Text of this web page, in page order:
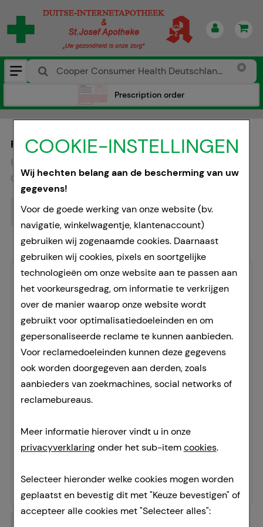
COOKIE-INSTELLINGEN
Wij hechten belang aan de bescherming van uw
gegevens!
Voor de goede werking van onze website (bv.
navigatie, winkelwagentje, klantenaccount)
gebruiken wij zogenaamde cookies. Daarnaast
gebruiken wij cookies, pixels en soortgelijke
technologieën om onze website aan te passen aan
het voorkeursgedrag, om informatie te verkrijgen
over de manier waarop onze website wordt
gebruikt voor optimalisatiedoeleinden en om
gepersonaliseerde reclame te kunnen aanbieden.
Voor reclamedoeleinden kunnen deze gegevens
ook worden doorgegeven aan derden, zoals
aanbieders van zoekmachines, social networks of
reclamebureaus.
Meer informatie hierover vindt u in onze
privacyverklaringonder het sub-itemcookies.
Selecteer hieronder welke cookies mogen worden
geplaatst en bevestig dit met "Keuze bevestigen" of
accepteer alle cookies met "Selecteer alles":
Prescription order
PRODUCT ZOEKEN
U zoekt:
GmbH“
CB12 Spray
Cooper Consumer Health Deutschland GmbH
12414534
Doorgaans gereed voor verzending binnen 24-36 uur.
4,90 €¹